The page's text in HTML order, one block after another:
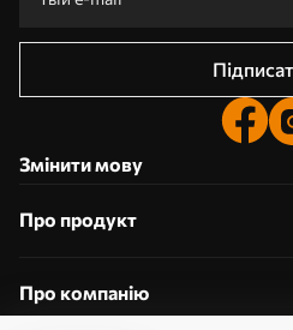
Змінити мову
Про продукт
Про компанію